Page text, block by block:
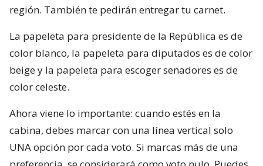
región. También te pedirán entregar tu carnet.
La papeleta para presidente de la República es de
color blanco, la papeleta para diputados es de color
beige y la papeleta para escoger senadores es de
color celeste.
Ahora viene lo importante: cuando estés en la
cabina, debes marcar con una línea vertical solo
UNA opción por cada voto. Si marcas más de una